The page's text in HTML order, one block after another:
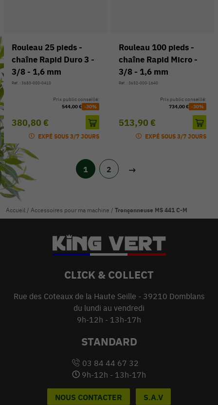
Rouleau 25 pieds -
chaîne Rapid Duro 3 -
3/8 - 1,6 mm
Réf. : 3683-000-0410
380,80 €
Prix public conseillé:
544,00 € -30%
EXPÉ SOUS 3/7 JOURS
Rouleau 100 pieds -
chaîne Rapid Micro -
3/8 - 1,6 mm
Réf. : 3652-000-1640
513,90 €
Prix public conseillé:
734,00 € -30%
EXPÉ SOUS 3/7 JOURS
1 2
Accueil / Accessoires pour ma machine / Tronçonneuse MS 441 C-M
CLICK & COLLECT
Rue des Coteaux de la Haute Seille - 39210 Domblans
du lundi au vendredi
9h-12h - 13h-17h
STANDARD
03 84 44 67 32
9h-12h - 13h-17h
NOUS CONTACTER S.A.V